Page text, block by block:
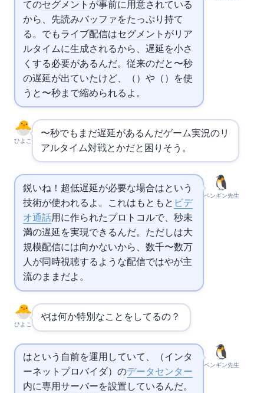
てのセグメント が事前に用意されている
から、先読みバッファをたっぷり持て
る。でもライブ配信はセグメント がリア
ルタイムに生成されるから、遅延を小さ
くする必要があるんだ。従来のHLSだと20〜30秒
の遅延が出ていたけど、LL-HLS（Low-Latency HLS）やCMAF（Common Media Application Format）を使
うと2〜5秒まで縮められるよ。
ひよこ
2〜5秒でもまだ遅延があるんだ…ゲーム実況のリ
アルタイム対戦とかだと困りそう。
ペンギン先生
鋭いね！超低遅延が必要な場合はという
技術が使われるよ。これはもともと ビデ
オ通話用に作られたプロトコルで、1秒未
満の遅延を実現できるんだ。ただしは大
規模配信には向かないから、数千〜数万
人が同時視聴するような配信ではHLSやDASHが主
流のままだよ。
ひよこ
NetflixやYouTubeは何か特別なことをしてるの？
ペンギン先生
NetflixはOpen Connectという自前を運用していて、
（インタ
ーネットプロバイダ）のデータセンター
内に専用サーバーを設置しているんだ。